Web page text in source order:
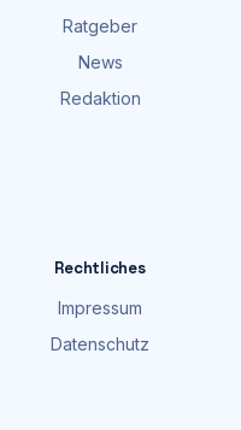
Ratgeber
News
Redaktion
Rechtliches
Impressum
Datenschutz